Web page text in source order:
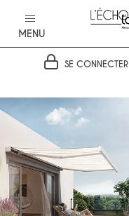
MENU
SE CONNECTER